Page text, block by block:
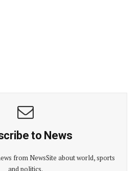
to News
from NewsSite about world, sports
and politics.